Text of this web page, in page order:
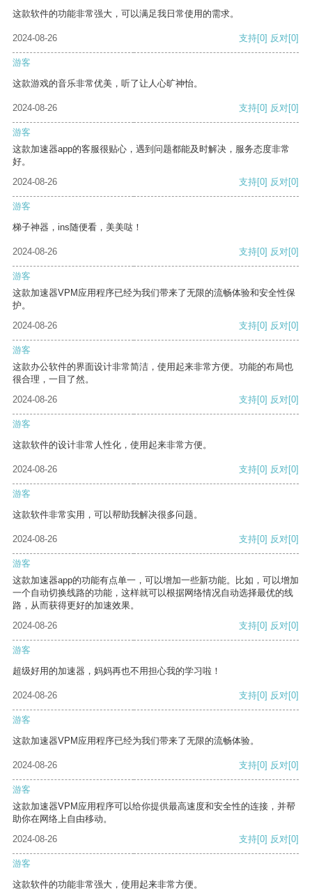
这款软件的功能非常强大，可以满足我日常使用的需求。
2024-08-26 支持[0] 反对[0]
游客
这款游戏的音乐非常优美，听了让人心旷神怡。
2024-08-26 支持[0] 反对[0]
游客
这款加速器app的客服很贴心，遇到问题都能及时解决，服务态度非常
好。
2024-08-26
支持[0] 反对[0]
游客
梯子神器，ins随便看，美美哒！
2024-08-26 支持[0] 反对[0]
游客
这款加速器VPM应用程序已经为我们带来了无限的流畅体验和安全性保
护。
2024-08-26
支持[0] 反对[0]
游客
这款办公软件的界面设计非常简洁，使用起来非常方便。功能的布局也
很合理，一目了然。
2024-08-26
支持[0] 反对[0]
游客
这款软件的设计非常人性化，使用起来非常方便。
2024-08-26 支持[0] 反对[0]
游客
这款软件非常实用，可以帮助我解决很多问题。
2024-08-26 支持[0] 反对[0]
游客
这款加速器app的功能有点单一，可以增加一些新功能。比如，可以增加
一个自动切换线路的功能，这样就可以根据网络情况自动选择最优的线
路，从而获得更好的加速效果。
2024-08-26
支持[0] 反对[0]
游客
超级好用的加速器，妈妈再也不用担心我的学习啦！
2024-08-26 支持[0] 反对[0]
游客
这款加速器VPM应用程序已经为我们带来了无限的流畅体验。
2024-08-26 支持[0] 反对[0]
游客
这款加速器VPM应用程序可以给你提供最高速度和安全性的连接，并帮
助你在网络上自由移动。
2024-08-26
支持[0] 反对[0]
游客
这款软件的功能非常强大，使用起来非常方便。